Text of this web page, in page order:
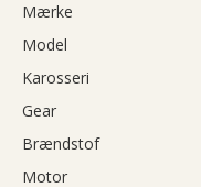
Mærke
Model
Karosseri
Gear
Brændstof
Motor